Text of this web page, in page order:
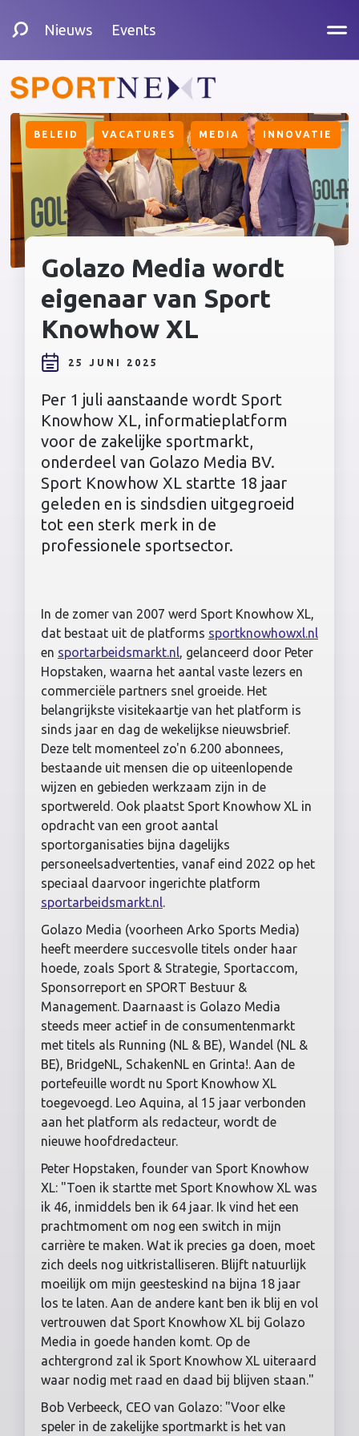
Nieuws Events
BELEID VACATURES MEDIA INNOVATIE
Golazo Media wordt
eigenaar van Sport
Knowhow XL
25 JUNI 2025
Per 1 juli aanstaande wordt Sport
Knowhow XL, informatieplatform
voor de zakelijke sportmarkt,
onderdeel van Golazo Media BV.
Sport Knowhow XL startte 18 jaar
geleden en is sindsdien uitgegroeid
tot een sterk merk in de
professionele sportsector.
In de zomer van 2007 werd Sport Knowhow XL,
dat bestaat uit de platforms sportknowhowxl.nl
en sportarbeidsmarkt.nl
, gelanceerd door Peter
Hopstaken, waarna het aantal vaste lezers en
commerciële partners snel groeide. Het
belangrijkste visitekaartje van het platform is
sinds jaar en dag de wekelijkse nieuwsbrief.
Deze telt momenteel zo'n 6.200 abonnees,
bestaande uit mensen die op uiteenlopende
wijzen en gebieden werkzaam zijn in de
sportwereld. Ook plaatst Sport Knowhow XL in
opdracht van een groot aantal
sportorganisaties bijna dagelijks
personeelsadvertenties, vanaf eind 2022 op het
speciaal daarvoor ingerichte platform
sportarbeidsmarkt.nl
Golazo Media (voorheen Arko Sports Media)
heeft meerdere succesvolle titels onder haar
hoede, zoals Sport & Strategie, Sportaccom,
Sponsorreport en SPORT Bestuur &
Management. Daarnaast is Golazo Media
steeds meer actief in de consumentenmarkt
met titels als Running (NL & BE), Wandel (NL &
BE), BridgeNL, SchakenNL en Grinta!. Aan de
portefeuille wordt nu Sport Knowhow XL
toegevoegd. Leo Aquina, al 15 jaar verbonden
aan het platform als redacteur, wordt de
nieuwe hoofdredacteur.
Peter Hopstaken, founder van Sport Knowhow
XL: "Toen ik startte met Sport Knowhow XL was
ik 46, inmiddels ben ik 64 jaar. Ik vind het een
prachtmoment om nog een switch in mijn
carrière te maken. Wat ik precies ga doen, moet
zich deels nog uitkristalliseren. Blijft natuurlijk
moeilijk om mijn geesteskind na bijna 18 jaar
los te laten. Aan de andere kant ben ik blij en vol
vertrouwen dat Sport Knowhow XL bij Golazo
Media in goede handen komt. Op de
achtergrond zal ik Sport Knowhow XL uiteraard
waar nodig met raad en daad bij blijven staan."
Bob Verbeeck, CEO van Golazo: "Voor elke
speler in de zakelijke sportmarkt is het van